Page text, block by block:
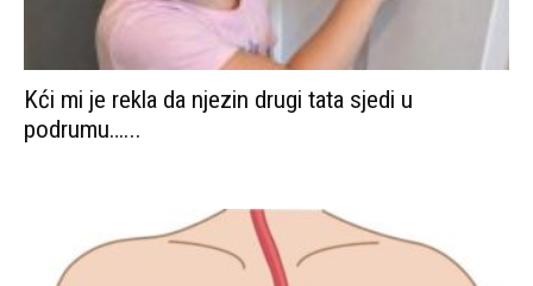
Kći mi je rekla da njezin drugi tata sjedi u
podrumu…...